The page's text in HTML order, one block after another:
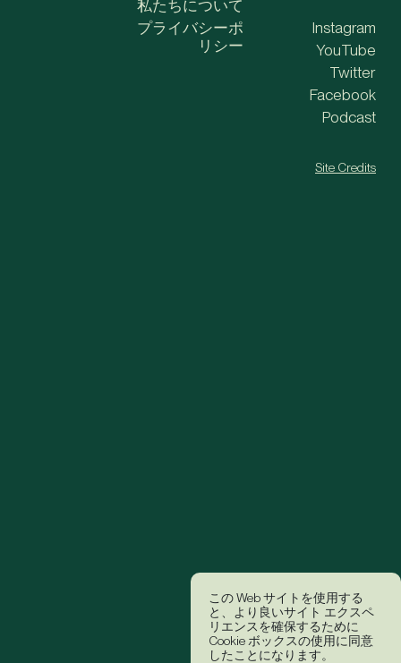
この Web サイトを使用する
と、より良いサイト エクスペ
リエンスを確保するために
Cookie ボックスの使用に同意
したことになります。
私たちについて
プライバシーポ
リシー
Instagram
YouTube
Twitter
Facebook
Podcast
Site Credits